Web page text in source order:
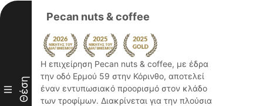
III Θέση
Pecan nuts & coffee
Η επιχείρηση Pecan nuts & coffee, με έδρα
την οδό Ερμού 59 στην Κόρινθο, αποτελεί
έναν εντυπωσιακό προορισμό στον κλάδο
των τροφίμων. Διακρίνεται για την πλούσια